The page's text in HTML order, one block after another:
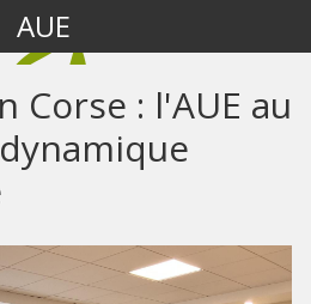
AUE
Corse : l'AUE au